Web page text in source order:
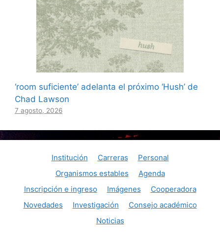
‘room suficiente’ adelanta el próximo ‘Hush’ de
Chad Lawson
7 agosto, 2026
Institución Carreras
Personal
Organismos estables
Agenda
Inscripción e ingreso
Imágenes
Cooperadora
Novedades
Investigación
Consejo académico
Noticias